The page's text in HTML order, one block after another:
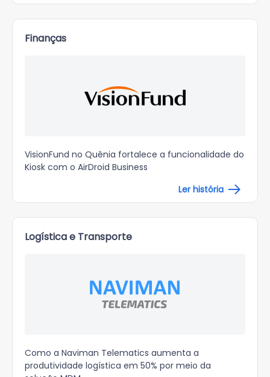
Finanças
VisionFund no Quênia fortalece a funcionalidade do
Kiosk com o AirDroid Business
Ler história
Logística e Transporte
Como a Naviman Telematics aumenta a
produtividade logística em 50% por meio da